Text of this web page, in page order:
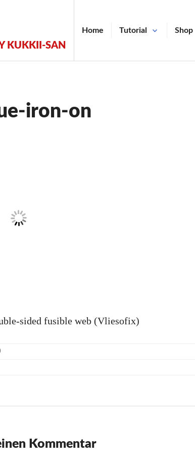
KUKKII-SAN
Home Tutorial Shop
iron-on
sided fusible web (Vliesofix)
Kommentar